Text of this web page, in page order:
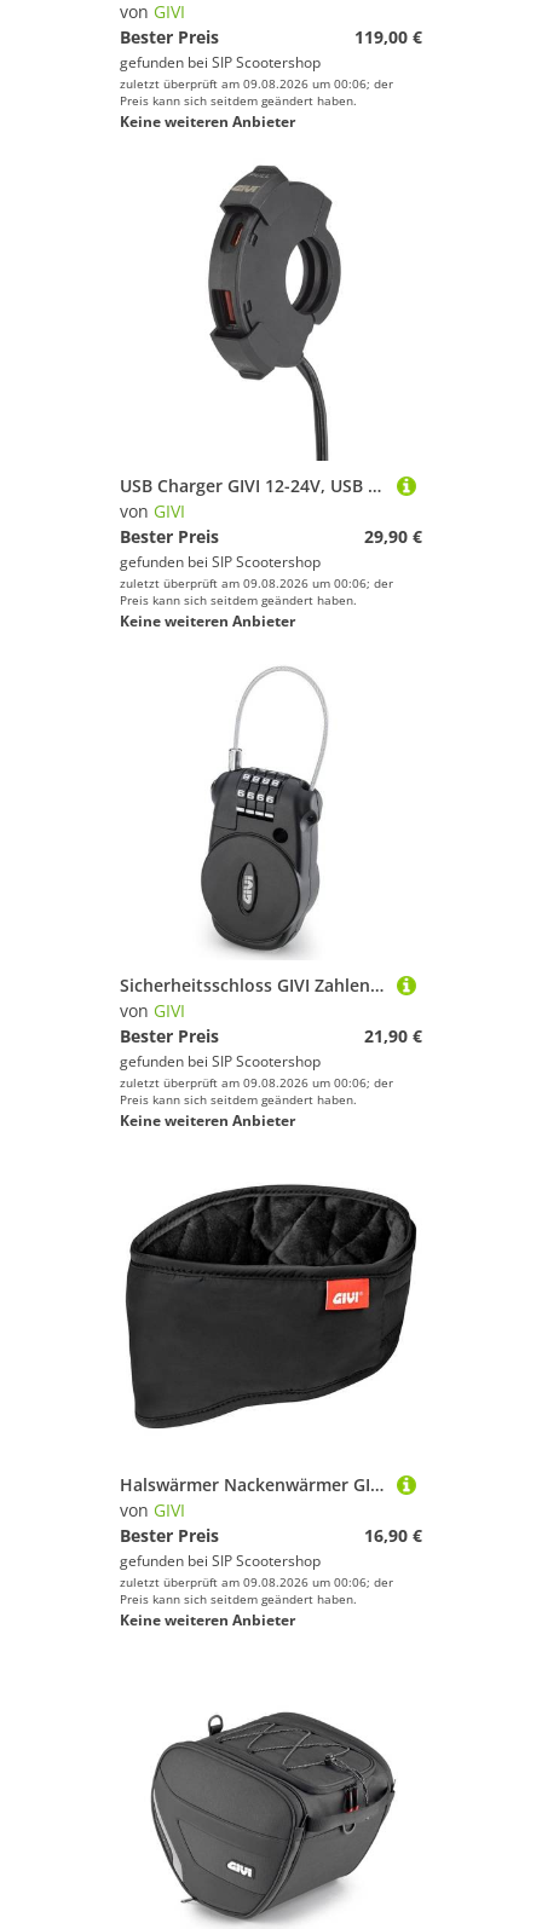
von GIVI
Bester Preis
119,00 €
gefunden bei SIP Scootershop
zuletzt überprüft am 09.08.2026 um 00:06; der
Preis kann sich seitdem geändert haben.
Keine weiteren Anbieter
USB Charger GIVI 12-24V, USB und USB-C Lenkerbuchse alle Modelle mit Rohrlenkerdurchmesser von 22 bis 25,4 mm insb. LXV 125-150ccm GTV 125-310ccm
von GIVI
Bester Preis
29,90 €
gefunden bei SIP Scootershop
zuletzt überprüft am 09.08.2026 um 00:06; der
Preis kann sich seitdem geändert haben.
Keine weiteren Anbieter
Sicherheitsschloss GIVI Zahlenschloss schwarz
von GIVI
Bester Preis
21,90 €
gefunden bei SIP Scootershop
zuletzt überprüft am 09.08.2026 um 00:06; der
Preis kann sich seitdem geändert haben.
Keine weiteren Anbieter
Halswärmer Nackenwärmer GIVI Größe: one size Unisex
von GIVI
Bester Preis
16,90 €
gefunden bei SIP Scootershop
zuletzt überprüft am 09.08.2026 um 00:06; der
Preis kann sich seitdem geändert haben.
Keine weiteren Anbieter